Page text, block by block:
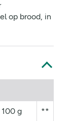
op brood, in
100 g **